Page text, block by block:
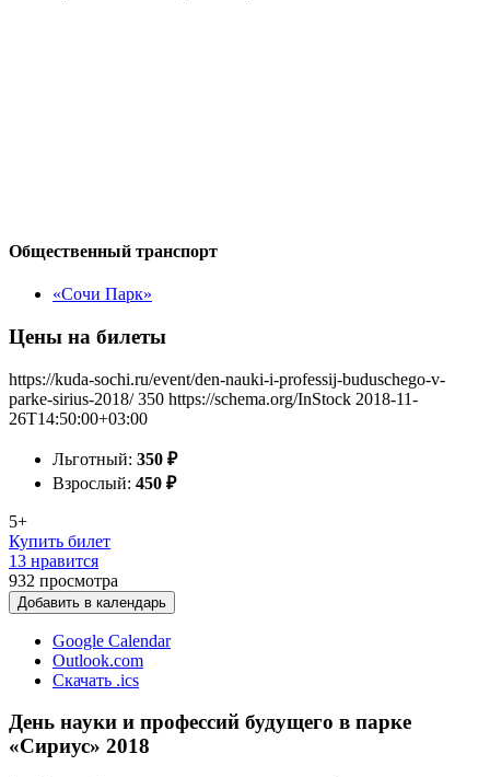
Общественный транспорт
«Сочи Парк»
Цены на билеты
https://kuda-sochi.ru/event/den-nauki-i-professij-buduschego-v-
parke-sirius-2018/ 350 https://schema.org/InStock 2018-11-
26T14:50:00+03:00
Льготный: 350 ₽
Взрослый: 450 ₽
5+
Купить билет
13 нравится
932 просмотра
Добавить в календарь
Google Calendar
Outlook.com
Скачать .ics
День науки и профессий будущего в парке
«Сириус» 2018